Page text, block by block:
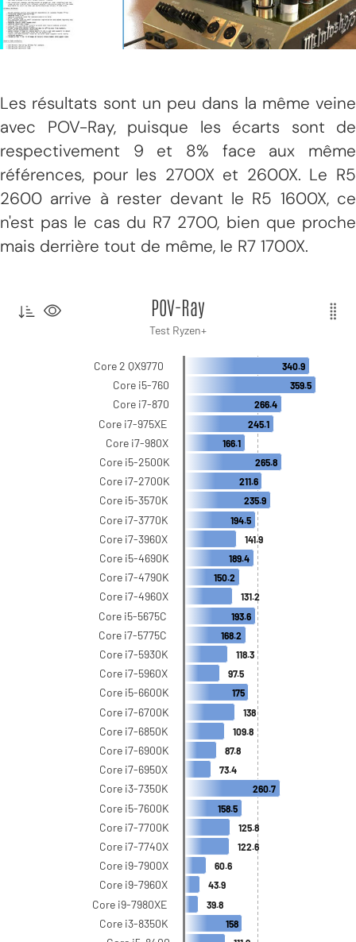
Les résultats sont un peu dans la même veine
avec POV-Ray, puisque les écarts sont de
respectivement 9 et 8% face aux même
références, pour les 2700X et 2600X. Le R5
2600 arrive à rester devant le R5 1600X, ce
n'est pas le cas du R7 2700, bien que proche
mais derrière tout de même, le R7 1700X.